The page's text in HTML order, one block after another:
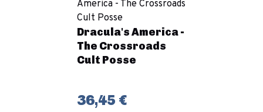
Dracula's America -
The Crossroads
Cult Posse
36,45 €